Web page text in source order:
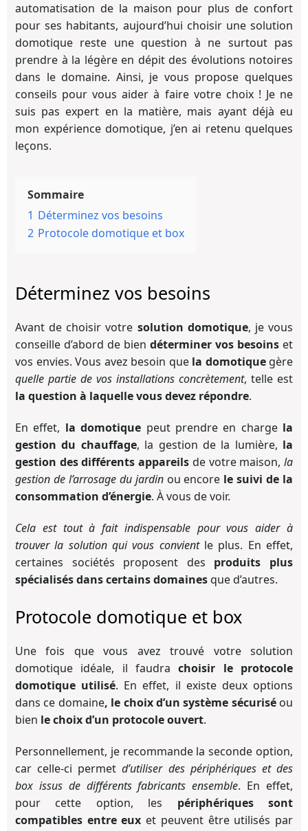
automatisation de la maison pour plus de confort
pour ses habitants, aujourd’hui choisir une solution
domotique reste une question à ne surtout pas
prendre à la légère en dépit des évolutions notoires
dans le domaine. Ainsi, je vous propose quelques
conseils pour vous aider à faire votre choix ! Je ne
suis pas expert en la matière, mais ayant déjà eu
mon expérience domotique, j’en ai retenu quelques
leçons.
Sommaire
1 Déterminez vos besoins
2 Protocole domotique et box
Déterminez vos besoins
Avant de choisir votre solution domotique, je vous
conseille d’abord de bien déterminer vos besoins et
vos envies. Vous avez besoin que la domotiquegère
quelle partie de vos installations concrètement, telle est
la question à laquelle vous devez répondre.
En effet, la domotique peut prendre en charge la
gestion du chauffage, la gestion de la lumière, la
gestion des différents appareils de votre maison,la
gestion de l’arrosage du jardinou encore le suivi de la
consommation d’énergie. À vous de voir.
Cela est tout à fait indispensable pour vous aider à
trouver la solution qui vous convientle plus. En effet,
certaines sociétés proposent des produits plus
spécialisés dans certains domainesque d’autres.
Protocole domotique et box
Une fois que vous avez trouvé votre solution
domotique idéale, il faudrachoisir le protocole
domotique utilisé. En effet, il existe deux options
dans ce domaine, le choix d’un système sécuriséou
bien le choix d’un protocole ouvert.
Personnellement, je recommande la seconde option,
car celle-ci permetd’utiliser des périphériques et des
box issus de différents fabricants ensemble. En effet,
pour cette option, les périphériques sont
compatibles entre eux et peuvent être utilisés par